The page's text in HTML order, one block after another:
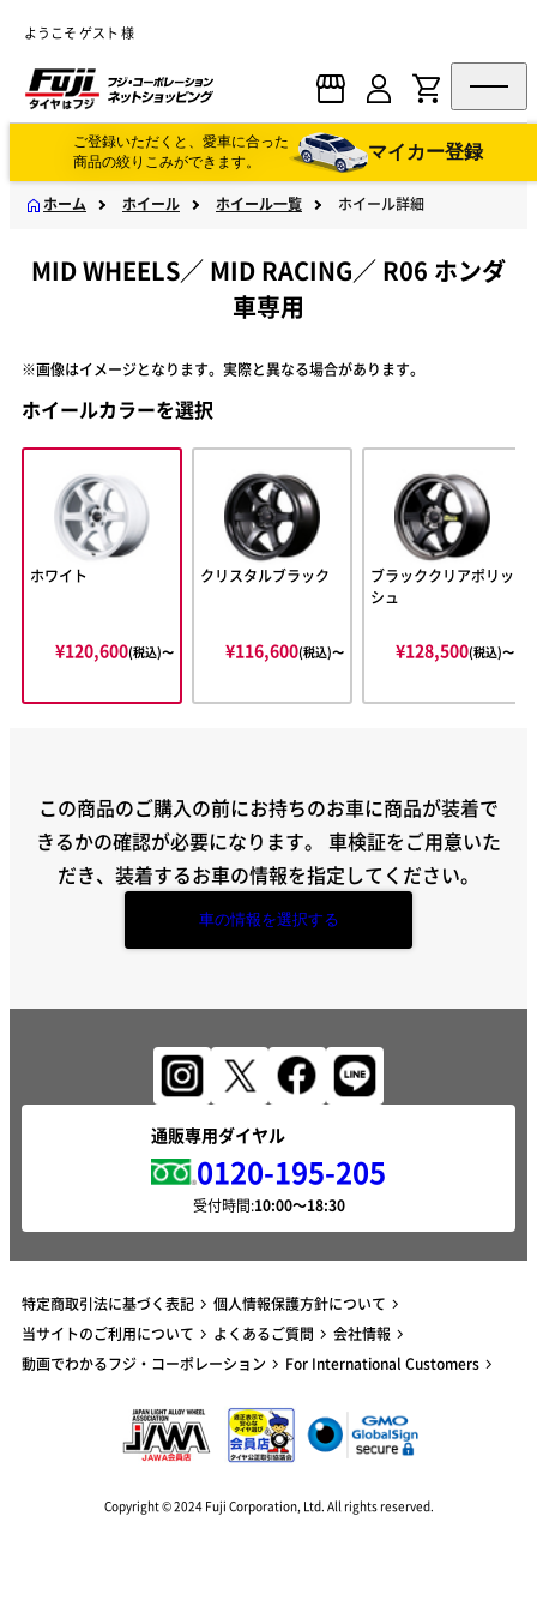
ようこそ ゲスト 様
ご登録いただくと、愛車に合った
商品の絞りこみができます。
マイカー登録
ホーム ホイール ホイール一覧 ホイール詳細
MID WHEELS／ MID RACING／ R06 ホンダ
車専用
※画像はイメージとなります。実際と異なる場合があります。
ホイールカラーを選択
ホワイト
¥120,600(税込)〜
クリスタルブラック
¥116,600(税込)〜
ブラッククリアポリッ
シュ
¥128,500(税込)〜
この商品のご購入の前にお持ちのお車に商品が装着で
きるかの確認が必要になります。 車検証をご用意いた
だき、装着するお車の情報を指定してください。
車の情報を選択する
通販専用ダイヤル
0120-195-205
受付時間:
特定商取引法に基づく表記
個人情報保護方針について
当サイトのご利用について
よくあるご質問
会社情報
動画でわかるフジ・コーポレーション
For International Customers
Copyright © 2024 Fuji Corporation, Ltd. All rights reserved.